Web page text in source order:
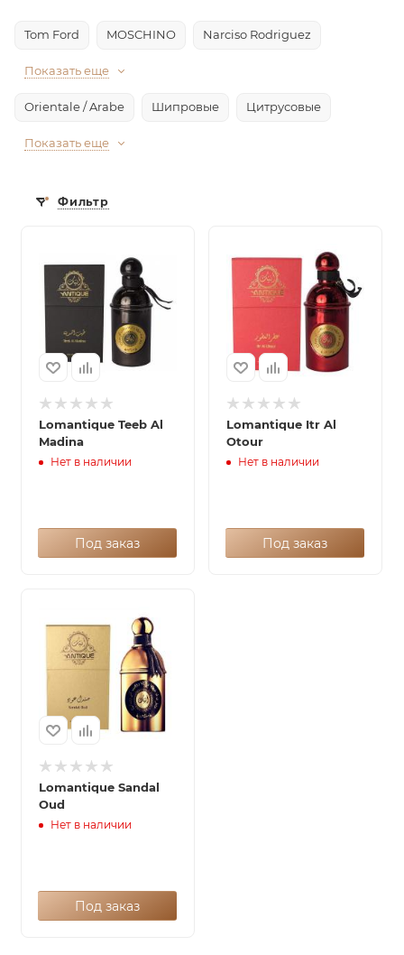
Tom Ford MOSCHINO Narciso Rodriguez
Показать еще
Orientale / Arabe Шипровые Цитрусовые
Показать еще
Фильтр
Lomantique Teeb Al
Madina
Нет в наличии
Под заказ
Lomantique Itr Al
Otour
Нет в наличии
Под заказ
Lomantique Sandal
Oud
Нет в наличии
Под заказ